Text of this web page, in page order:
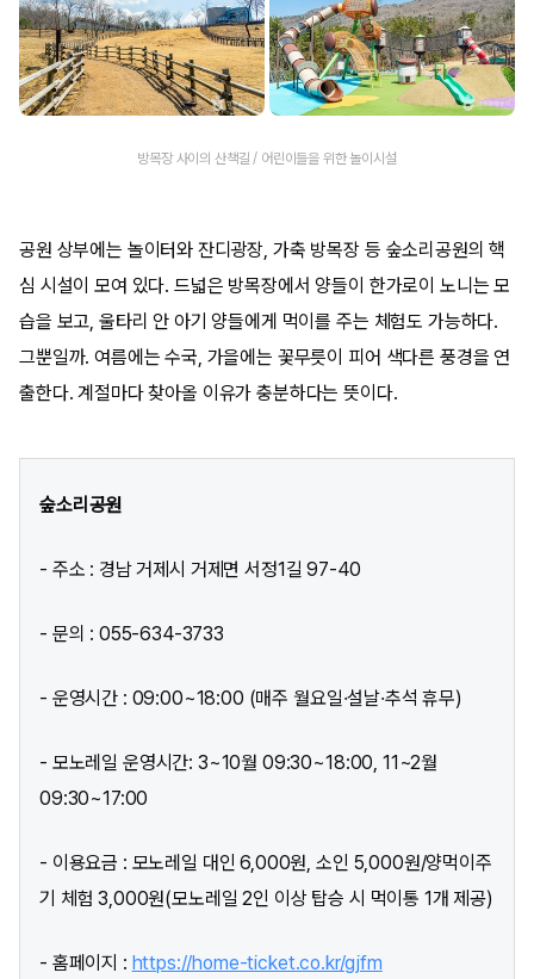
방목장 사이의 산책길 / 어린이들을 위한 놀이시설
공원 상부에는 놀이터와 잔디광장, 가축 방목장 등 숲소리공원의 핵
심 시설이 모여 있다. 드넓은 방목장에서 양들이 한가로이 노니는 모
습을 보고, 울타리 안 아기 양들에게 먹이를 주는 체험도 가능하다.
그뿐일까. 여름에는 수국, 가을에는 꽃무릇이 피어 색다른 풍경을 연
출한다. 계절마다 찾아올 이유가 충분하다는 뜻이다.
숲소리공원
- 주소 : 경남 거제시 거제면 서정1길 97-40
- 문의 : 055-634-3733
- 운영시간 : 09:00~18:00 (매주 월요일·설날·추석 휴무)
- 모노레일 운영시간: 3~10월 09:30~18:00, 11~2월
09:30~17:00
- 이용요금 : 모노레일 대인 6,000원, 소인 5,000원/양먹이주
기 체험 3,000원(모노레일 2인 이상 탑승 시 먹이통 1개 제공)
- 홈페이지 : https://home-ticket.co.kr/gjfm